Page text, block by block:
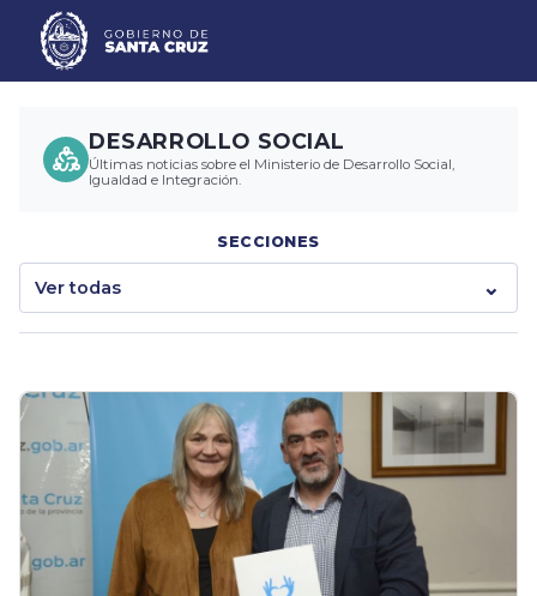
DESARROLLO SOCIAL
Últimas noticias sobre el Ministerio de Desarrollo Social,
Igualdad e Integración.
SECCIONES
Ver todas